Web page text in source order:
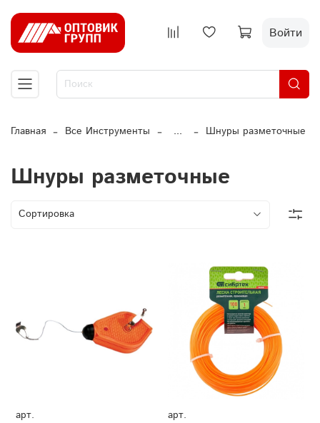
Войти
Главная Все Инструменты ... Шнуры разметочные
Шнуры разметочные
арт.
арт.